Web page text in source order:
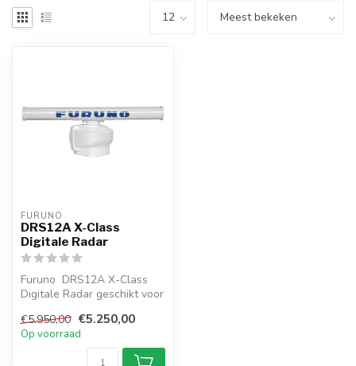
FURUNO
DRS12A X-Class
Digitale Radar
Furuno DRS12A X-Class
Digitale Radar geschikt voor
TZtouc...
€5.950,00 €5.250,00
Op voorraad